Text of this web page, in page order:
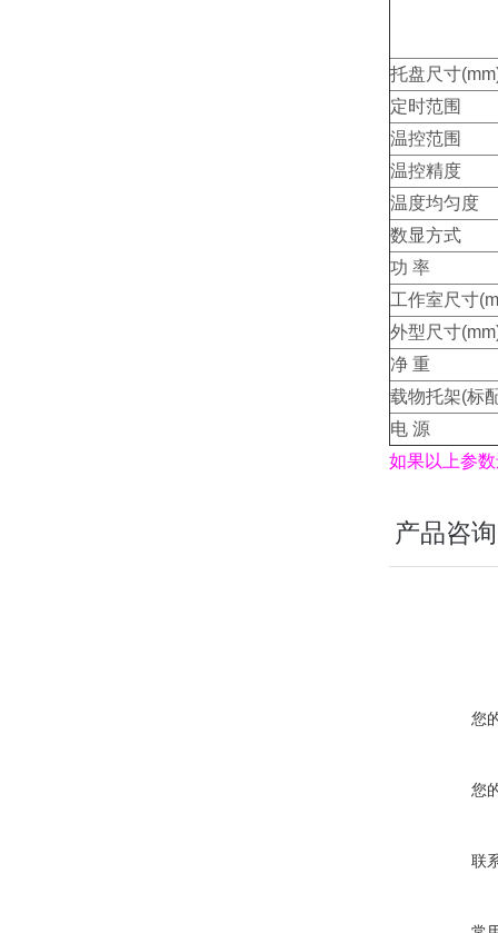
托盘尺寸
定时范围
温控范围
温控精度
温度均匀度
数显方式
功 率
工作室尺寸
外型尺寸
净 重
载物托架(标
电 源
如果以上参
产品咨询
您
您
联